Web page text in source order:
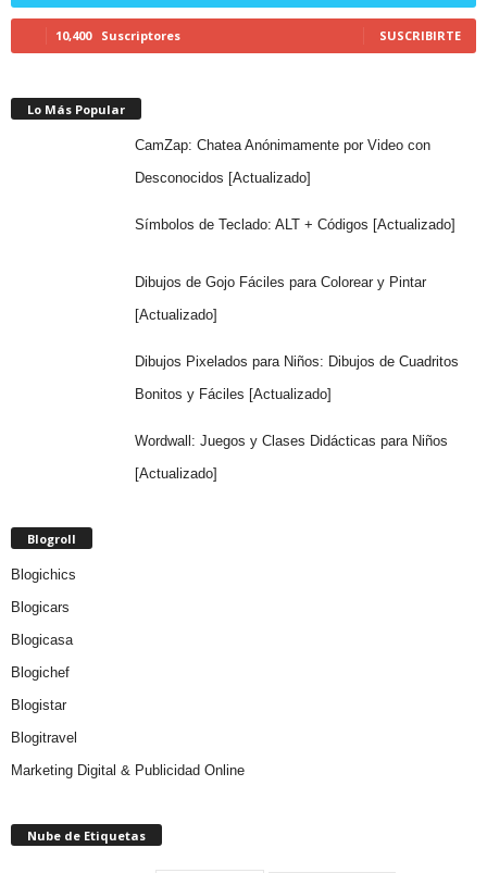
10,400 Suscriptores SUSCRIBIRTE
Lo Más Popular
CamZap: Chatea Anónimamente por Video con
Desconocidos [Actualizado]
Símbolos de Teclado: ALT + Códigos [Actualizado]
Dibujos de Gojo Fáciles para Colorear y Pintar
[Actualizado]
Dibujos Pixelados para Niños: Dibujos de Cuadritos
Bonitos y Fáciles [Actualizado]
Wordwall: Juegos y Clases Didácticas para Niños
[Actualizado]
Blogroll
Blogichics
Blogicars
Blogicasa
Blogichef
Blogistar
Blogitravel
Marketing Digital & Publicidad Online
Nube de Etiquetas